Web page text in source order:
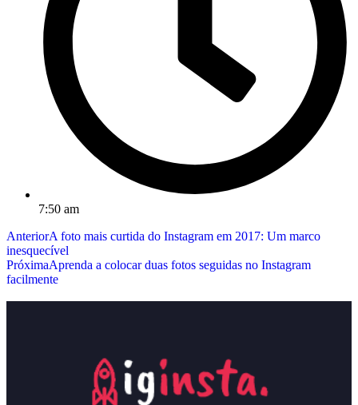
7:50 am
AnteriorA foto mais curtida do Instagram em 2017: Um marco
inesquecível
PróximaAprenda a colocar duas fotos seguidas no Instagram
facilmente